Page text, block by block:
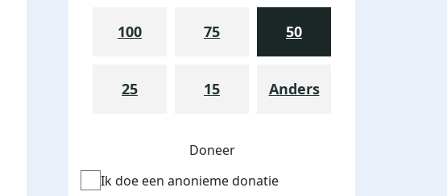
100 75 50
25 15 Anders
Doneer
Ik doe een anonieme donatie